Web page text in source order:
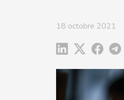
18 octobre 2021